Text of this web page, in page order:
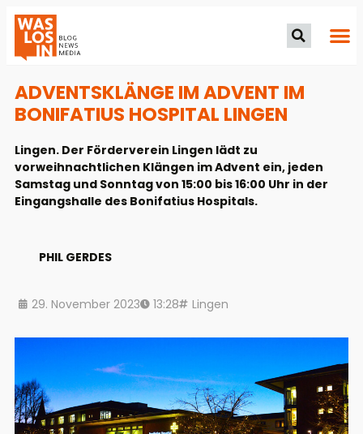
ADVENTSKLÄNGE IM ADVENT IM
BONIFATIUS HOSPITAL LINGEN
Lingen. Der Förderverein Lingen lädt zu
vorweihnachtlichen Klängen im Advent ein, jeden
Samstag und Sonntag von 15:00 bis 16:00 Uhr in der
Eingangshalle des Bonifatius Hospitals.
PHIL GERDES
29. November 2023 13:28 Lingen